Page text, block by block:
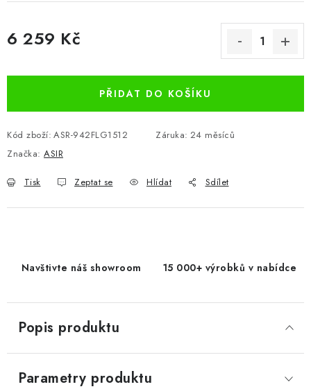
6 259 Kč
PŘIDAT DO KOŠÍKU
Kód zboží: ASR-942FLG1512 Záruka: 24 měsíců
Značka: ASIR
Tisk Zeptat se Hlídat Sdílet
Navštivte náš showroom 15 000+ výrobků v nabídce
Popis produktu
Parametry produktu